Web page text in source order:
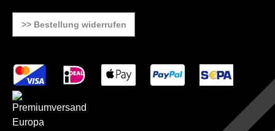
>> Bestellung widerrufen